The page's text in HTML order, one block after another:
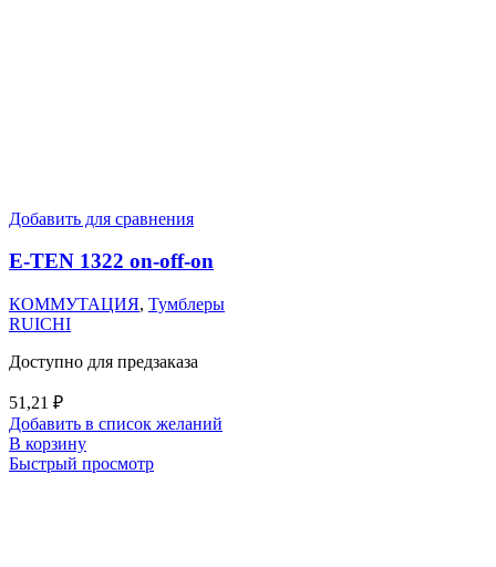
Добавить для сравнения
E-TEN 1322 on-off-on
КОММУТАЦИЯ, Тумблеры
RUICHI
Доступно для предзаказа
51,21 ₽
Добавить в список желаний
В корзину
Быстрый просмотр